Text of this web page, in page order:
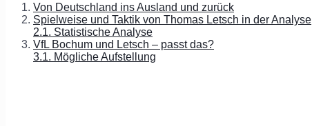
Von Deutschland ins Ausland und zurück
Spielweise und Taktik von Thomas Letsch in der Analyse
2.1. Statistische Analyse
VfL Bochum und Letsch – passt das?
3.1. Mögliche Aufstellung